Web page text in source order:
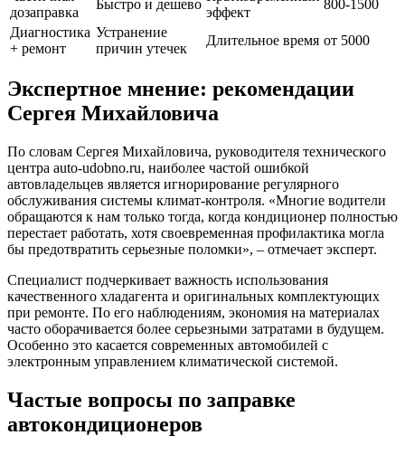
дозаправка
Быстро и дешево
эффект
800-1500
Диагностика
+ ремонт
Устранение
причин утечек
Длительное время от 5000
Экспертное мнение: рекомендации
Сергея Михайловича
По словам Сергея Михайловича, руководителя технического
центра auto-udobno.ru, наиболее частой ошибкой
автовладельцев является игнорирование регулярного
обслуживания системы климат-контроля. «Многие водители
обращаются к нам только тогда, когда кондиционер полностью
перестает работать, хотя своевременная профилактика могла
бы предотвратить серьезные поломки», – отмечает эксперт.
Специалист подчеркивает важность использования
качественного хладагента и оригинальных комплектующих
при ремонте. По его наблюдениям, экономия на материалах
часто оборачивается более серьезными затратами в будущем.
Особенно это касается современных автомобилей с
электронным управлением климатической системой.
Частые вопросы по заправке
автокондиционеров